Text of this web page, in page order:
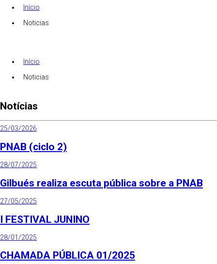
Início
Noticias
Início
Noticias
Notícias
25/03/2026
PNAB (ciclo 2)
28/07/2025
Gilbués realiza escuta pública sobre a PNAB
27/05/2025
I FESTIVAL JUNINO
28/01/2025
CHAMADA PÚBLICA 01/2025